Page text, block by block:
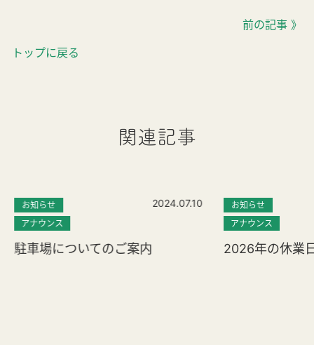
トップに戻る
前の記事 》
関連記事
お知らせ
アナウンス
2024.07.10
駐車場についてのご案内
お知らせ
アナウンス
2026年の休業